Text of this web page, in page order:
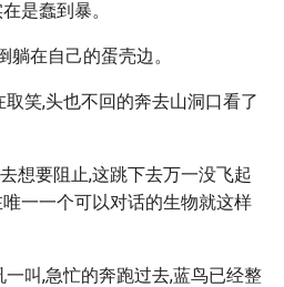
是蠢到暴。
躺在自己的蛋壳边。
取笑,头也不回的奔去山洞口看了
想要阻止,这跳下去万一没飞起
一一个可以对话的生物就这样
一叫,急忙的奔跑过去,蓝鸟已经整